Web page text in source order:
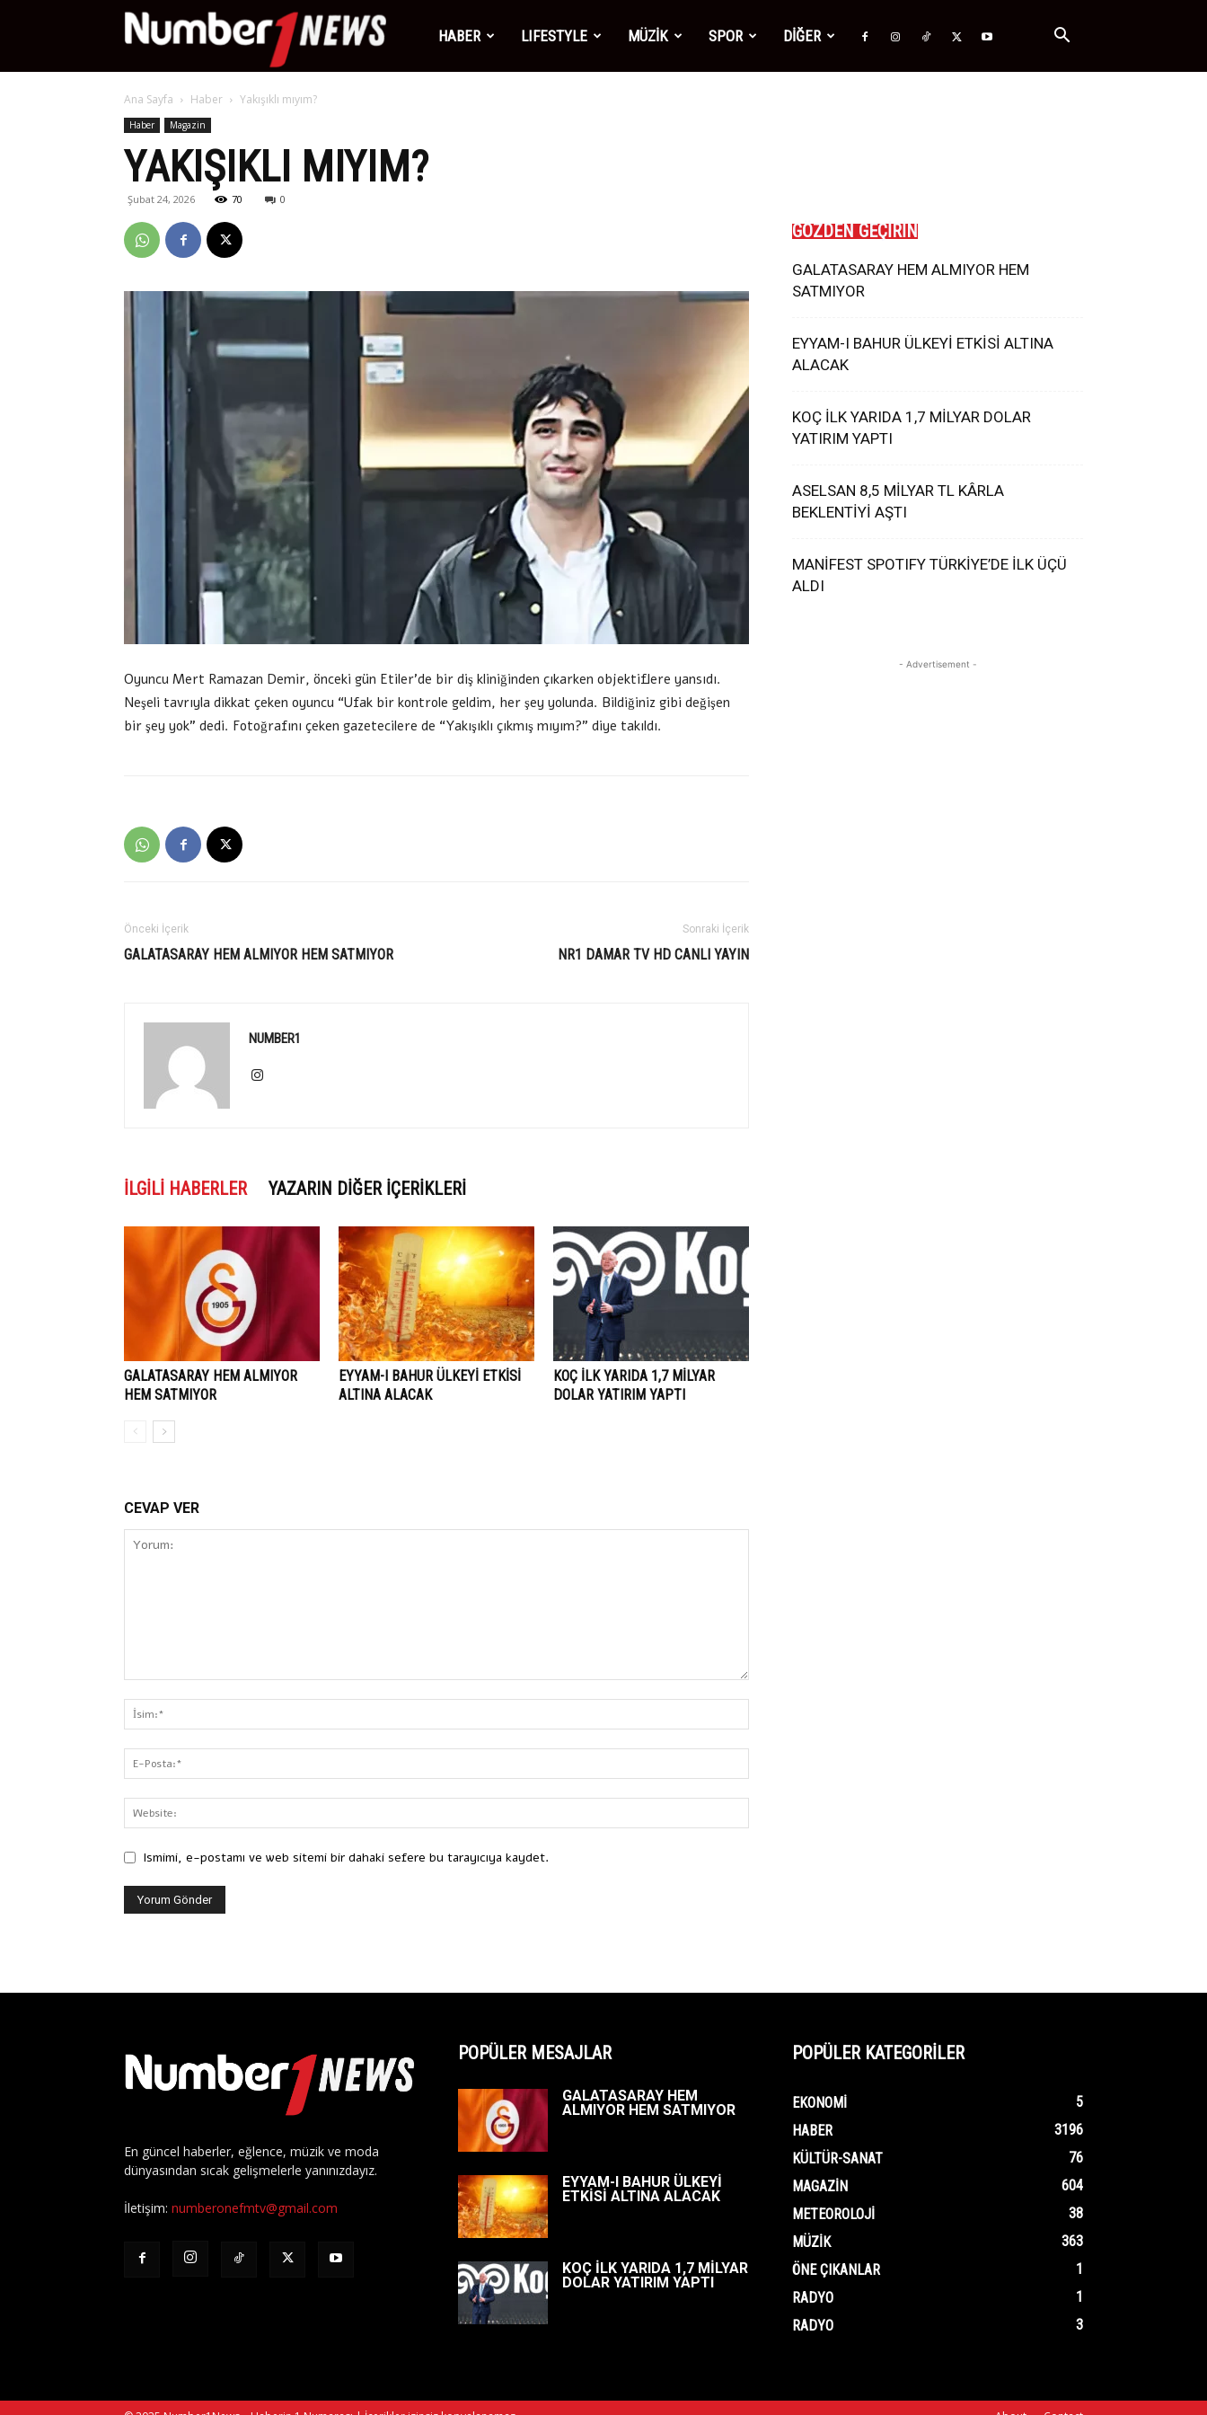
Number1HABER LIFESTYLE MÜZİK SPOR DİĞER
Ana Sayfa Haber Yakışıklı mıyım?
Haber Magazin
YAKIŞIKLI MIYIM?
Şubat 24, 2026 70 0
Oyuncu Mert Ramazan Demir, önceki gün Etiler’de bir diş kliniğinden çıkarken objektiflere yansıdı.
Neşeli tavrıyla dikkat çeken oyuncu “Ufak bir kontrole geldim, her şey yolunda. Bildiğiniz gibi değişen
bir şey yok” dedi. Fotoğrafını çeken gazetecilere de “Yakışıklı çıkmış mıyım?” diye takıldı.
Önceki İçerik
GALATASARAY HEM ALMIYOR HEM SATMIYOR
Sonraki İçerik
NR1 DAMAR TV HD CANLI YAYIN
NUMBER1
İLGILI HABERLER YAZARIN DIĞER İÇERIKLERI
GALATASARAY HEM ALMIYOR
HEM SATMIYOR
EYYAM-I BAHUR ÜLKEYİ ETKİSİ
ALTINA ALACAK
KOÇ İLK YARIDA 1,7 MİLYAR
DOLAR YATIRIM YAPTI
CEVAP VER
Ismimi, e-postamı ve web sitemi bir dahaki sefere bu tarayıcıya kaydet.
GÖZDEN GEÇİRİN
GALATASARAY HEM ALMIYOR HEM
SATMIYOR
EYYAM-I BAHUR ÜLKEYİ ETKİSİ ALTINA
ALACAK
KOÇ İLK YARIDA 1,7 MİLYAR DOLAR
YATIRIM YAPTI
ASELSAN 8,5 MİLYAR TL KÂRLA
BEKLENTİYİ AŞTI
MANİFEST SPOTIFY TÜRKİYE’DE İLK ÜÇÜ
ALDI
- Advertisement -
En güncel haberler, eğlence, müzik ve moda
dünyasından sıcak gelişmelerle yanınızdayız.
İletişim: numberonefmtv@gmail.com
POPÜLER MESAJLAR
GALATASARAY HEM
ALMIYOR HEM SATMIYOR
EYYAM-I BAHUR ÜLKEYİ
ETKİSİ ALTINA ALACAK
KOÇ İLK YARIDA 1,7 MİLYAR
DOLAR YATIRIM YAPTI
POPÜLER KATEGORİLER
EKONOMI
5
HABER
3196
KÜLTÜR-SANAT
76
MAGAZIN
604
METEOROLOJI
38
MÜZIK
363
ÖNE ÇIKANLAR
1
RADYO
1
RADYO
3